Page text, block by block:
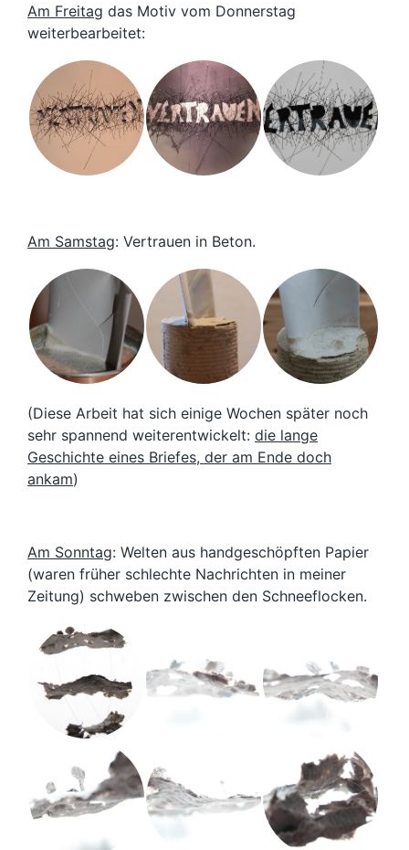
Am Freitag das Motiv vom Donnerstag
weiterbearbeitet:
Am Samstag: Vertrauen in Beton.
(Diese Arbeit hat sich einige Wochen später noch
sehr spannend weiterentwickelt: die lange
Geschichte eines Briefes, der am Ende doch
ankam)
Am Sonntag: Welten aus handgeschöpften Papier
(waren früher schlechte Nachrichten in meiner
Zeitung) schweben zwischen den Schneeflocken.